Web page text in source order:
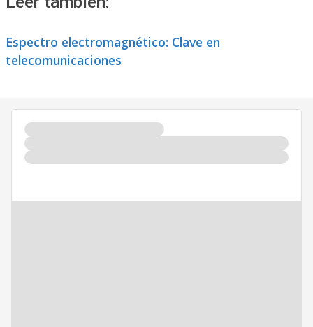
Espectro electromagnético: Clave en
telecomunicaciones